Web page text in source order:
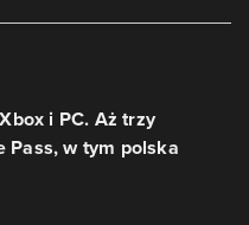
i PC. Aż trzy
Pass, w tym polska